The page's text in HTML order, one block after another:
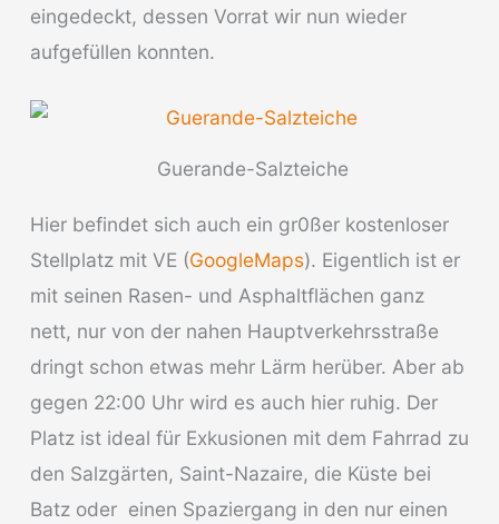
eingedeckt, dessen Vorrat wir nun wieder
aufgefüllen konnten.
Guerande-Salzteiche
Hier befindet sich auch ein gr0ßer kostenloser
Stellplatz mit VE (GoogleMaps). Eigentlich ist er
mit seinen Rasen- und Asphaltflächen ganz
nett, nur von der nahen Hauptverkehrsstraße
dringt schon etwas mehr Lärm herüber. Aber ab
gegen 22:00 Uhr wird es auch hier ruhig. Der
Platz ist ideal für Exkusionen mit dem Fahrrad zu
den Salzgärten, Saint-Nazaire, die Küste bei
Batz oder einen Spaziergang in den nur einen